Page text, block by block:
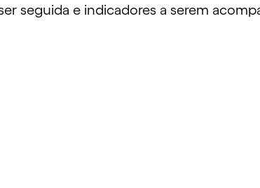
seguida e indicadores a serem